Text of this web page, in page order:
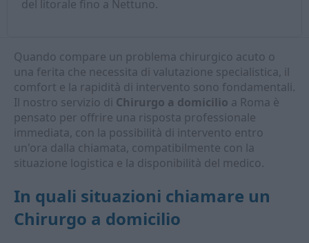
del litorale fino a Nettuno.
Quando compare un problema chirurgico acuto o
una ferita che necessita di valutazione specialistica, il
comfort e la rapidità di intervento sono fondamentali.
Il nostro servizio di Chirurgo a domicilio a Roma è
pensato per offrire una risposta professionale
immediata, con la possibilità di intervento entro
un'ora dalla chiamata, compatibilmente con la
situazione logistica e la disponibilità del medico.
In quali situazioni chiamare un
Chirurgo a domicilio